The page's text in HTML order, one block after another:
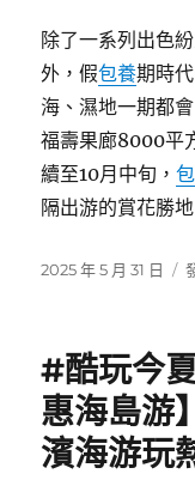
除了一系列出色
外，假包養期時
海、濕地一期都
福壽果廊8000平
續至10月中旬，
隔出游的賞花勝地
發
2025 年 5 月 31 日
假
#酷玩今
惠海島游
濱海游玩